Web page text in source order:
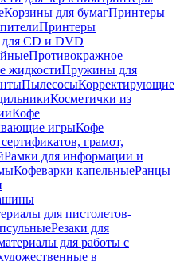
Корзины для бумагПринтеры
Принтеры
CD и DVD
Противокражное
жидкостиПружины для
ПылесосыКорректирующие
Косметички из
Кофе
игрыКофе
грамот,
Рамки для информации и
Кофеварки капельныеРанцы
для пистолетов-
Резаки для
для работы с
в